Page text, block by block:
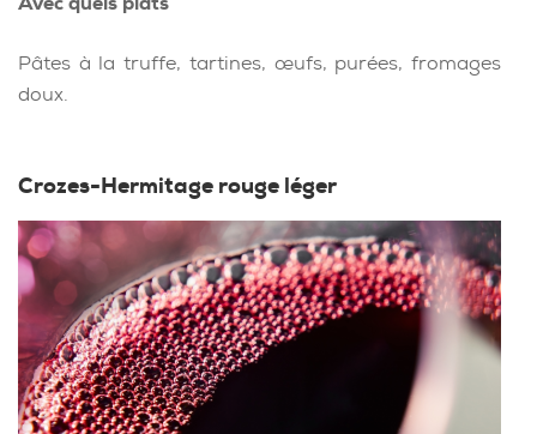
Pâtes à la truffe, tartines, œufs, purées, fromages
doux.
Crozes-Hermitage rouge léger